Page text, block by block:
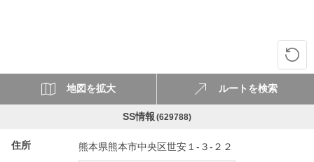
SS情報 (629788)
住所 熊本県熊本市中央区世安１-３-２２
地図を拡大 ルートを検索